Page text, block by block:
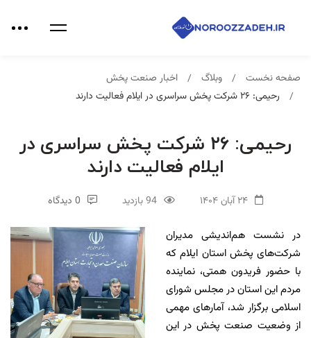
صفحه نخست وبلاگ
اخبار صنعت پخش
رحیمی: ۲۶ شرکت پخش سراسری در ایلام فعالیت دارند
رحیمی: ۲۶ شرکت پخش سراسری در
ایلام فعالیت دارند
94 بازدید 0 دیدگاه
در نشست هم‌اندیشی مدیران
شرکت‌های پخش استان ایلام که
با حضور فریدون همتی، نماینده
مردم این استان در مجلس شورای
اسلامی برگزار شد، آمارهای مهمی
از وضعیت صنعت پخش در این